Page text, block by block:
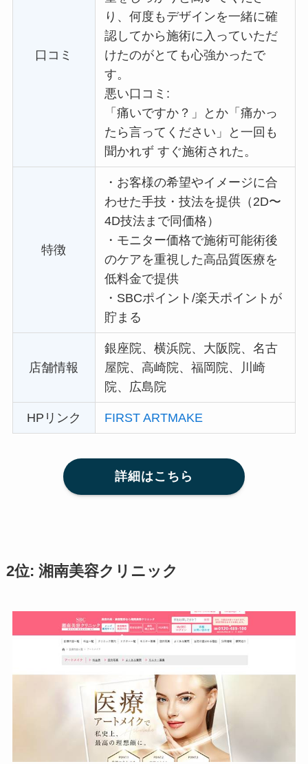
口コミ
り、何度もデザインを一緒に確
認してから施術に入っていただ
けたのがとても心強かったで
す。
悪い口コミ:
「痛いですか？」とか「痛かっ
たら言ってください」と一回も
聞かれず すぐ施術された。
特徴
・ お客様の希望やイメージに合
わせた手技・技法を提供（2D〜
4D技法まで同価格）
・ モニター価格で施術可能術後
のケアを重視した高品質医療を
低料金で提供
・ SBCポイント/楽天ポイントが
貯まる
店舗情報
銀座院、横浜院、大阪院、名古
屋院、高崎院、福岡院、川崎
院、広島院
HPリンク FIRST ARTMAKE
詳細はこちら
2位: 湘南美容クリニック